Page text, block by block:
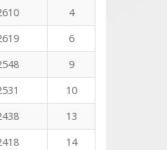
4
6
9
10
13
14